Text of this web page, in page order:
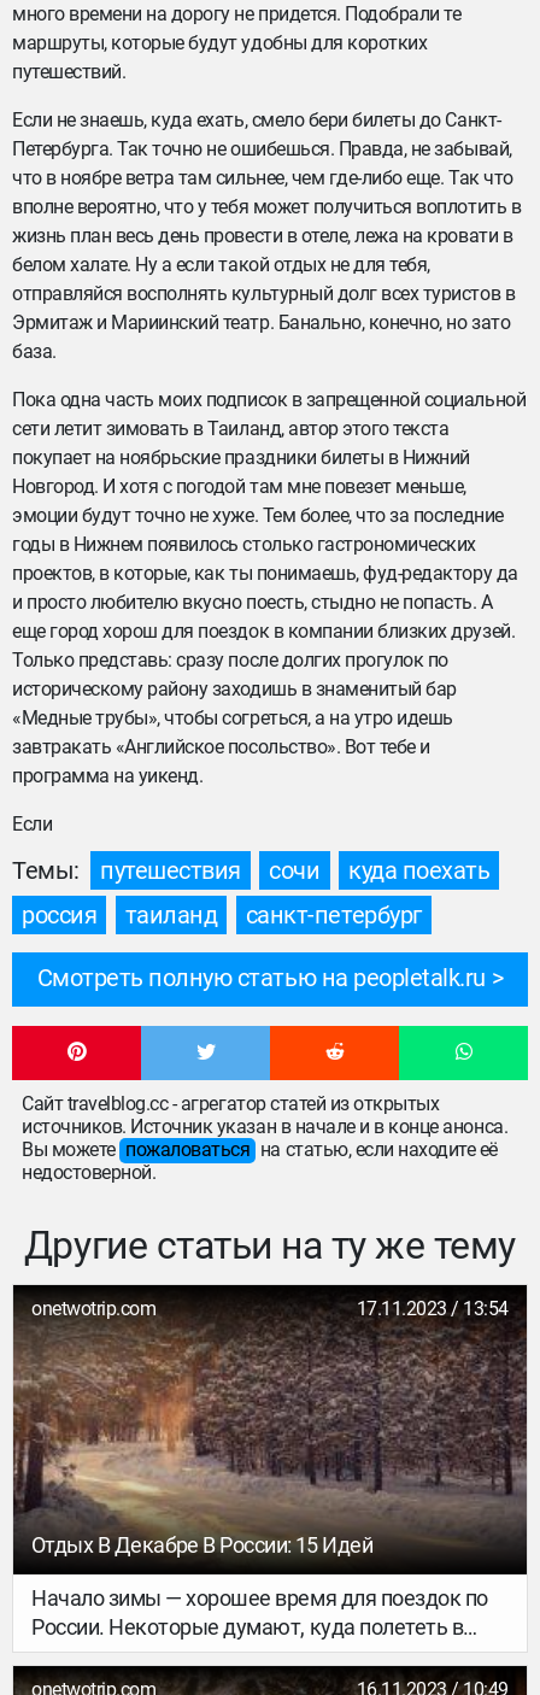
много времени на дорогу не придется. Подобрали те
маршруты, которые будут удобны для коротких
путешествий.
Если не знаешь, куда ехать, смело бери билеты до Санкт-
Петербурга. Так точно не ошибешься. Правда, не забывай,
что в ноябре ветра там сильнее, чем где-либо еще. Так что
вполне вероятно, что у тебя может получиться воплотить в
жизнь план весь день провести в отеле, лежа на кровати в
белом халате. Ну а если такой отдых не для тебя,
отправляйся восполнять культурный долг всех туристов в
Эрмитаж и Мариинский театр. Банально, конечно, но зато
база.
Пока одна часть моих подписок в запрещенной социальной
сети летит зимовать в Таиланд, автор этого текста
покупает на ноябрьские праздники билеты в Нижний
Новгород. И хотя с погодой там мне повезет меньше,
эмоции будут точно не хуже. Тем более, что за последние
годы в Нижнем появилось столько гастрономических
проектов, в которые, как ты понимаешь, фуд-редактору да
и просто любителю вкусно поесть, стыдно не попасть. А
еще город хорош для поездок в компании близких друзей.
Только представь: сразу после долгих прогулок по
историческому району заходишь в знаменитый бар
«Медные трубы», чтобы согреться, а на утро идешь
завтракать «Английское посольство». Вот тебе и
программа на уикенд.
Если
Темы: путешествия сочи
куда поехать
россия
таиланд санкт-петербург
Смотреть полную статью на peopletalk.ru
Сайт travelblog.cc - агрегатор статей из открытых
источников. Источник указан в начале и в конце анонса.
Вы можете пожаловаться на статью, если находите её
недостоверной.
Другие статьи на ту же тему
onetwotrip.com 17.11.2023 / 13:54
Отдых В Декабре В России: 15 Идей
Начало зимы — хорошее время для поездок по
России. Некоторые думают, куда полететь в
декабре на море или в горы, а другим больше
подходят города с богатой экскурсионной
onetwotrip.com 16.11.2023 / 10:49